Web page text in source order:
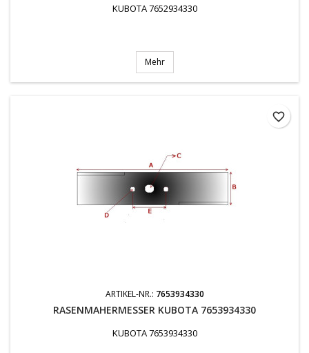
KUBOTA 7652934330
Mehr
ARTIKEL-NR.: 7653934330
RASENMAHERMESSER KUBOTA 7653934330
KUBOTA 7653934330
favorite_border